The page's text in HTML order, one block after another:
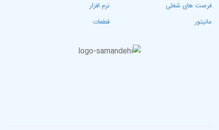
فرصت های شغلی
نرم افزار
مانیتور
قطعات